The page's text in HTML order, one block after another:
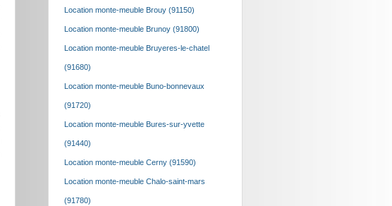
Location monte-meuble Brouy (91150)
Location monte-meuble Brunoy (91800)
Location monte-meuble Bruyeres-le-chatel
(91680)
Location monte-meuble Buno-bonnevaux
(91720)
Location monte-meuble Bures-sur-yvette
(91440)
Location monte-meuble Cerny (91590)
Location monte-meuble Chalo-saint-mars
(91780)